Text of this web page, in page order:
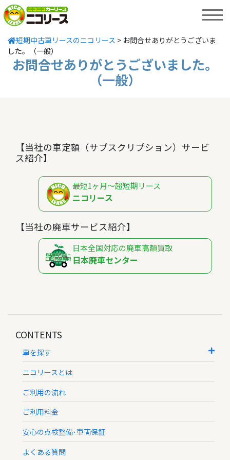
短期中古車リースのニコリース > お問合せありがとうございま
した。（一般）
お問合せありがとうございました。
（一般）
【当社の車定額（サブスクリプション）サービ
ス紹介】
最短1ヶ月～超短期リース
ニコリース
【当社の廃車サービス紹介】
日本全国対応の廃車高額買取
日本廃車センター
CONTENTS
車を探す
ニコリースとは
ご利用の流れ
ご利用料金
安心の点検整備･車両保証
よくある質問